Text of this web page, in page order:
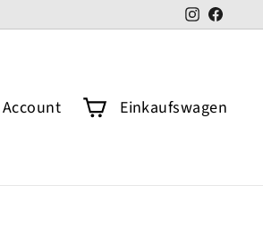
Instagram
Account Einkaufswagen